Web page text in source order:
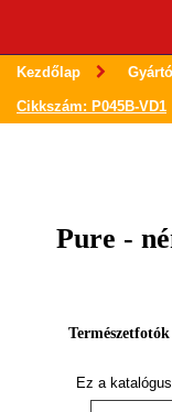
Kezdőlap
Cikkszám: P045B-VD1
Pure -
Ez a